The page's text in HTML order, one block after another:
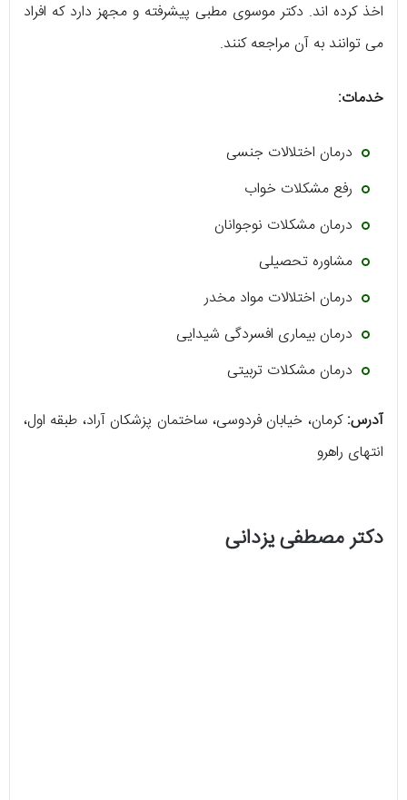
اخذ کرده اند. دکتر موسوی مطبی پیشرفته و مجهز دارد که افراد
می توانند به آن مراجعه کنند.
خدمات:
درمان اختلالات جنسی
رفع مشکلات خواب
درمان مشکلات نوجوانان
مشاوره تحصیلی
درمان اختلالات مواد مخدر
درمان بیماری افسردگی شیدایی
درمان مشکلات تربیتی
آدرس:کرمان، خیابان فردوسی، ساختمان پزشکان آراد، طبقه اول،
انتهای راهرو
دکتر مصطفی یزدانی